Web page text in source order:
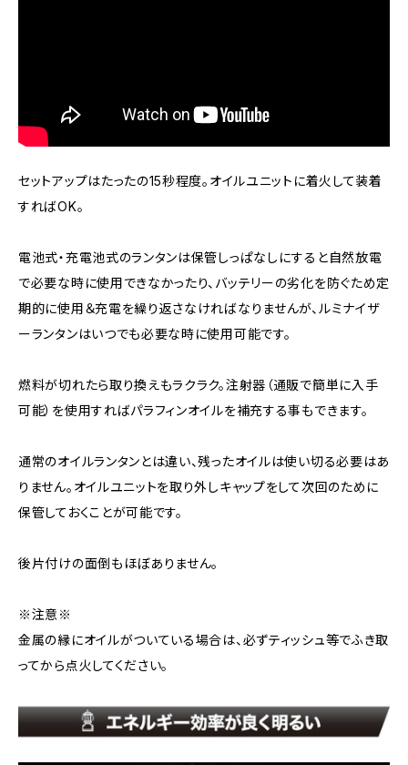
セットアップはたったの15秒程度。オイルユニットに着火して装着
すればOK。
電池式・充電池式のランタンは保管しっぱなしにすると自然放電
で必要な時に使用できなかったり、バッテリーの劣化を防ぐため定
期的に使用＆充電を繰り返さなければなりませんが、ルミナイザ
ーランタンはいつでも必要な時に使用可能です。
燃料が切れたら取り換えもラクラク。注射器（通販で簡単に入手
可能）を使用すればパラフィンオイルを補充する事もできます。
通常のオイルランタンとは違い、残ったオイルは使い切る必要はあ
りません。オイルユニットを取り外しキャップをして次回のために
保管しておくことが可能です。
後片付けの面倒もほぼありません。
※注意※
金属の縁にオイルがついている場合は、必ずティッシュ等でふき取
ってから点火してください。